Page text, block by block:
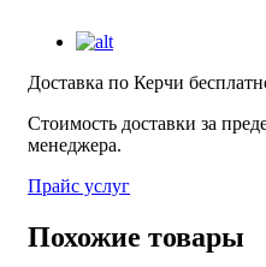
Доставка по Керчи
Стоимость доставки за
менеджера.
Прайс услуг
Похожие товары